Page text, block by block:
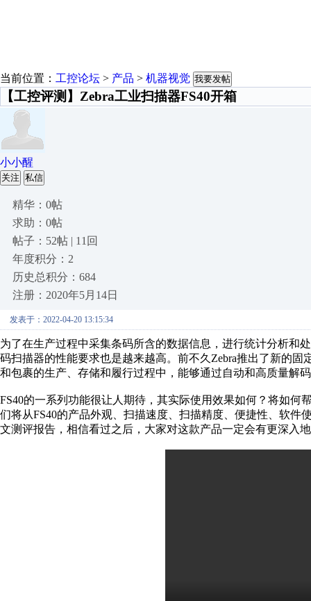
当前位置： 工控论坛 > 产品 > 机器视觉 我要发帖
【工控评测】Zebra工业扫描器FS40开箱
小小醒
关注 私信
精华：0帖
求助：0帖
帖子：52帖 | 11回
年度积分：2
历史总积分：684
注册：2020年5月14日
发表于：2022-04-20 13:15:34
为了在生产过程中采集条码所含的数据信息，进行统计分析和
码扫描器的性能要求也是越来越高。前不久Zebra推出了新的
和包裹的生产、存储和履行过程中，能够通过自动和高质量解
FS40的一系列功能很让人期待，其实际使用效果如何？将如
们将从FS40的产品外观、扫描速度、扫描精度、便捷性、软
文测评报告，相信看过之后，大家对这款产品一定会有更深入